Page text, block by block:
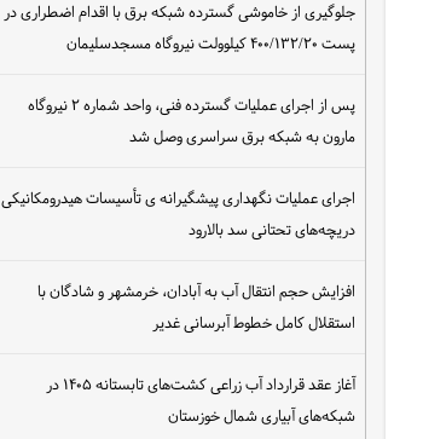
جلوگیری از خاموشی گسترده شبکه برق با اقدام اضطراری در
پست ۴۰۰/۱۳۲/۲۰ کیلوولت نیروگاه مسجدسلیمان
پس از اجرای عملیات گسترده فنی، واحد شماره ۲ نیروگاه
مارون به شبکه برق سراسری وصل شد
اجرای عملیات نگهداری پیشگیرانه ی تأسیسات هیدرومکانیکی
دریچه‌های تحتانی سد بالارود
افزایش حجم انتقال آب به آبادان، خرمشهر و شادگان با
استقلال کامل خطوط آبرسانی غدیر
آغاز عقد قرارداد آب زراعی کشت‌های تابستانه ۱۴۰۵ در
شبکه‌های آبیاری شمال خوزستان